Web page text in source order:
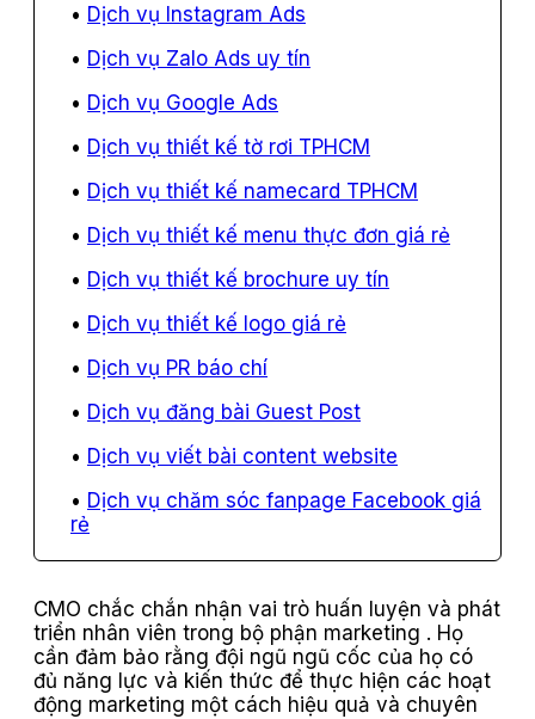
Dịch vụ Instagram Ads
Dịch vụ Zalo Ads uy tín
Dịch vụ Google Ads
Dịch vụ thiết kế tờ rơi TPHCM
Dịch vụ thiết kế namecard TPHCM
Dịch vụ thiết kế menu thực đơn giá rẻ
Dịch vụ thiết kế brochure uy tín
Dịch vụ thiết kế logo giá rẻ
Dịch vụ PR báo chí
Dịch vụ đăng bài Guest Post
Dịch vụ viết bài content website
Dịch vụ chăm sóc fanpage Facebook giá
rẻ
CMO chắc chắn nhận vai trò huấn luyện và phát
triển nhân viên trong bộ phận marketing . Họ
cần đảm bảo rằng đội ngũ ngũ cốc của họ có
đủ năng lực và kiến ​​thức để thực hiện các hoạt
động marketing một cách hiệu quả và chuyên